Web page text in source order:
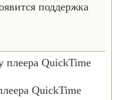
поддержка
QuickTime